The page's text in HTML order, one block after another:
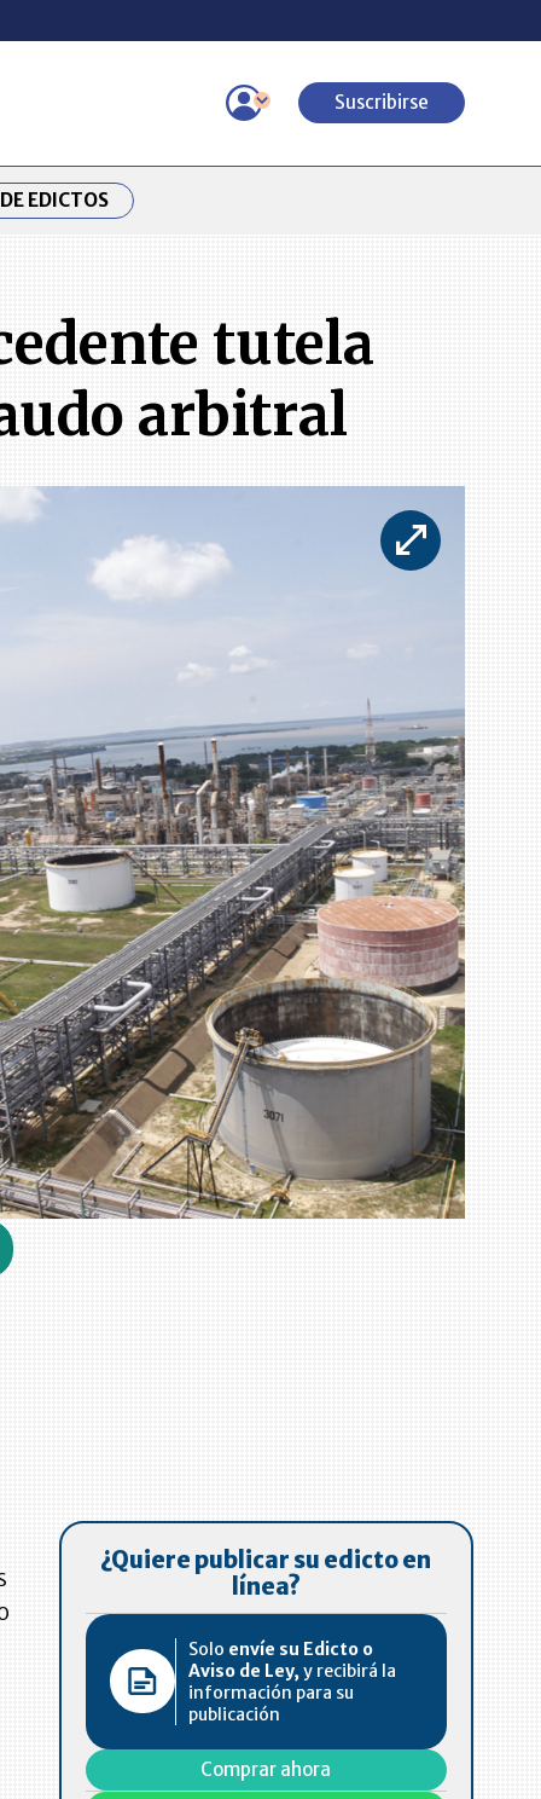
Suscribirse
EDICTOS
tutela
arbitral
¿Quiere publicar su edicto en
línea?
Solo envíe su Edicto o
Aviso de Ley, y recibirá la
información para su
publicación
Comprar ahora